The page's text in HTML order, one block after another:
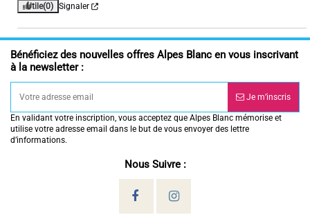
Utile(0) Signaler
Bénéficiez des nouvelles offres Alpes Blanc en vous inscrivant
à la newsletter :
Je m’inscris
En validant votre inscription, vous acceptez que Alpes Blanc mémorise et
utilise votre adresse email dans le but de vous envoyer des lettre
d’informations.
Nous Suivre :